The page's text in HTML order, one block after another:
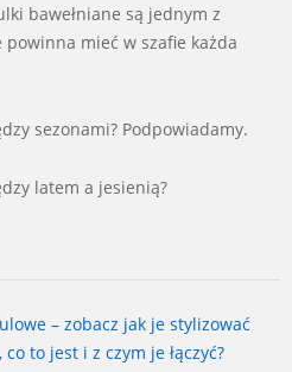
bawełniane są jednym z
mieć w szafie każda
sezonami? Podpowiadamy.
latem a jesienią?
– zobacz jak je stylizować
to jest i z czym je łączyć?